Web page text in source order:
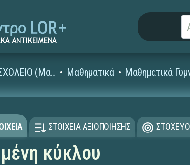
ΨΗΦΙΑΚΟ ΣΧΟΛΕΙΟ (Μαθησιακά Αντικείμενα) Μαθηματικά Μαθηματικά
ΣΤΟΙΧΕΙΑ ΑΞΙΟΠΟΙΗΣΗΣ
κύκλου